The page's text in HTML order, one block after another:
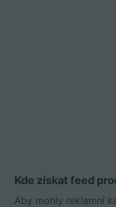
Kde získat feed
Aby mohly reklamní